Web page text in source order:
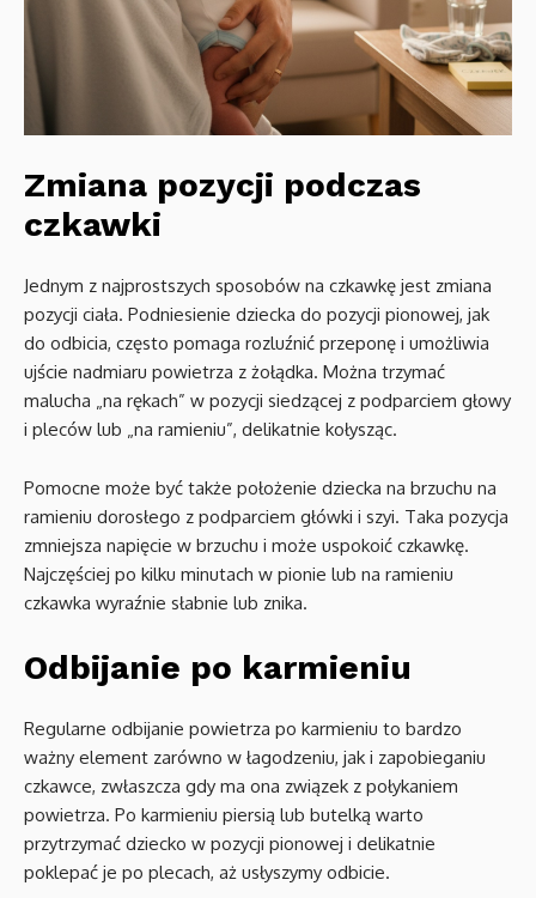
Zmiana pozycji podczas
czkawki
Jednym z najprostszych sposobów na czkawkę jest zmiana
pozycji ciała. Podniesienie dziecka do pozycji pionowej, jak
do odbicia, często pomaga rozluźnić przeponę i umożliwia
ujście nadmiaru powietrza z żołądka. Można trzymać
malucha „na rękach” w pozycji siedzącej z podparciem głowy
i pleców lub „na ramieniu”, delikatnie kołysząc.
Pomocne może być także położenie dziecka na brzuchu na
ramieniu dorosłego z podparciem główki i szyi. Taka pozycja
zmniejsza napięcie w brzuchu i może uspokoić czkawkę.
Najczęściej po kilku minutach w pionie lub na ramieniu
czkawka wyraźnie słabnie lub znika.
Odbijanie po karmieniu
Regularne odbijanie powietrza po karmieniu to bardzo
ważny element zarówno w łagodzeniu, jak i zapobieganiu
czkawce, zwłaszcza gdy ma ona związek z połykaniem
powietrza. Po karmieniu piersią lub butelką warto
przytrzymać dziecko w pozycji pionowej i delikatnie
poklepać je po plecach, aż usłyszymy odbicie.